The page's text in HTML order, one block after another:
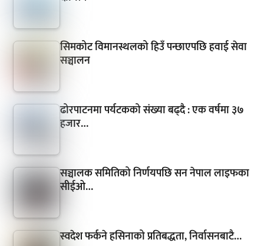
सिमकोट विमानस्थलको हिउँ पन्छाएपछि हवाई सेवा
सञ्चालन
ढोरपाटनमा पर्यटकको संख्या बढ्दै : एक वर्षमा ३७
हजार…
सञ्चालक समितिको निर्णयपछि सन नेपाल लाइफका
सीईओ…
स्वदेश फर्कने हसिनाको प्रतिबद्धता, निर्वासनबाटै…